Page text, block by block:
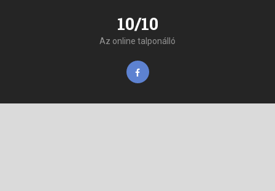
10/10
Az online talponálló